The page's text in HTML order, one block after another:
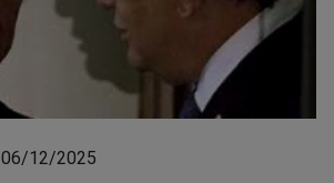
06/12/2025